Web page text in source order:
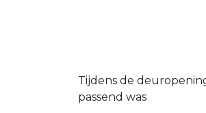
Tijdens de
passend was